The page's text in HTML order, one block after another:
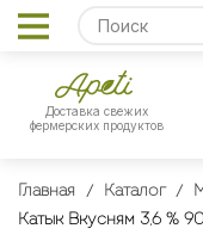
Доставка свежих
фермерских продуктов
Главная Каталог
Катык Вкусням 3,6 %